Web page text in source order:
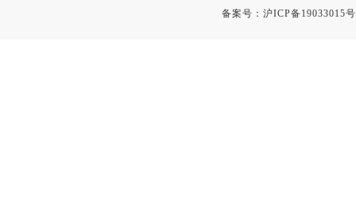
备案号： 沪ICP备19033015